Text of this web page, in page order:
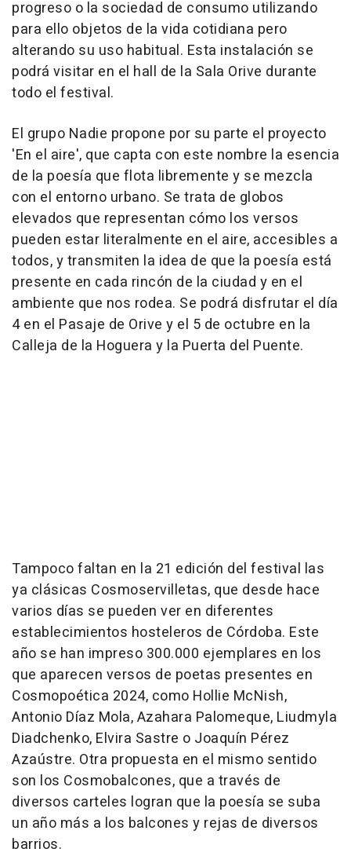
progreso o la sociedad de consumo utilizando
para ello objetos de la vida cotidiana pero
alterando su uso habitual. Esta instalación se
podrá visitar en el hall de la Sala Orive durante
todo el festival.
El grupo Nadie propone por su parte el proyecto
'En el aire', que capta con este nombre la esencia
de la poesía que flota libremente y se mezcla
con el entorno urbano. Se trata de globos
elevados que representan cómo los versos
pueden estar literalmente en el aire, accesibles a
todos, y transmiten la idea de que la poesía está
presente en cada rincón de la ciudad y en el
ambiente que nos rodea. Se podrá disfrutar el día
4 en el Pasaje de Orive y el 5 de octubre en la
Calleja de la Hoguera y la Puerta del Puente.
Tampoco faltan en la 21 edición del festival las
ya clásicas Cosmoservilletas, que desde hace
varios días se pueden ver en diferentes
establecimientos hosteleros de Córdoba. Este
año se han impreso 300.000 ejemplares en los
que aparecen versos de poetas presentes en
Cosmopoética 2024, como Hollie McNish,
Antonio Díaz Mola, Azahara Palomeque, Liudmyla
Diadchenko, Elvira Sastre o Joaquín Pérez
Azaústre. Otra propuesta en el mismo sentido
son los Cosmobalcones, que a través de
diversos carteles logran que la poesía se suba
un año más a los balcones y rejas de diversos
barrios.